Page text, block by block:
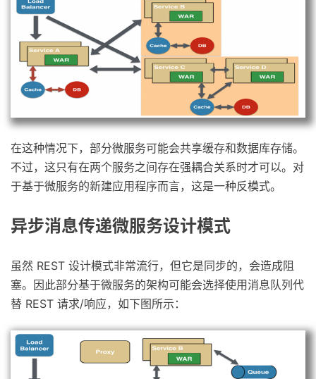
在这种情况下，部分微服务可能会共享缓存和数据库存储。
不过，这只有在两个服务之间存在强耦合关系时才可以。对
于基于微服务的新建应用程序而言，这是一种反模式。
异步消息传递微服务设计模式
虽然 REST 设计模式非常流行，但它是同步的，会造成阻
塞。因此部分基于微服务的架构可能会选择使用消息队列代
替 REST 请求/响应，如下图所示：